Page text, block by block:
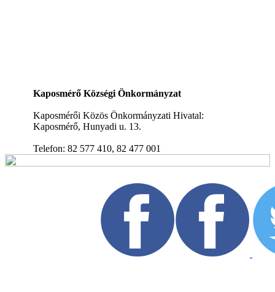
Kaposmérő Községi Önkormányzat
Kaposmérői Közös Önkormányzati Hivatal:
Kaposmérő, Hunyadi u. 13.
Telefon: 82 577 410, 82 477 001